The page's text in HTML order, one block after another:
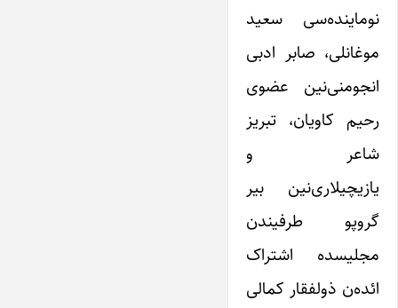
نوماینده‌سی سعید
موغانلی، صابر ادبی
انجومنی‌نین عضوی
رحیم کاویان، تبریز
شاعر و
یازیچیلاری‌نین بیر
گروپو طرفیندن
مجلیسده اشتراک
ائده‌ن ذولفقار کمالی